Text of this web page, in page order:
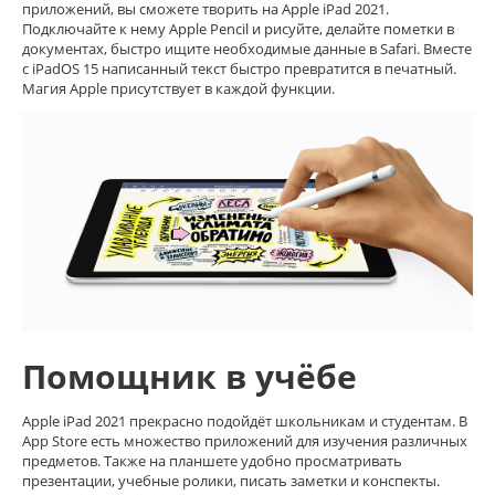
приложений, вы сможете творить на Apple iPad 2021.
Подключайте к нему Apple Pencil и рисуйте, делайте пометки в
документах, быстро ищите необходимые данные в Safari. Вместе
с iPadOS 15 написанный текст быстро превратится в печатный.
Магия Apple присутствует в каждой функции.
Помощник в учёбе
Apple iPad 2021 прекрасно подойдёт школьникам и студентам. В
App Store есть множество приложений для изучения различных
предметов. Также на планшете удобно просматривать
презентации, учебные ролики, писать заметки и конспекты.